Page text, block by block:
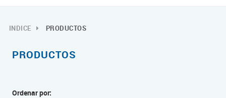
INDICE PRODUCTOS
PRODUCTOS
Ordenar por: